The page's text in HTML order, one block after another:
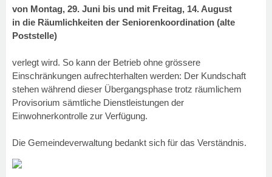
von Montag, 29. Juni bis und mit Freitag, 14. August
in die Räumlichkeiten der Seniorenkoordination (alte
Poststelle)
verlegt wird. So kann der Betrieb ohne grössere
Einschränkungen aufrechterhalten werden: Der Kundschaft
stehen während dieser Übergangsphase trotz räumlichem
Provisorium sämtliche Dienstleistungen der
Einwohnerkontrolle zur Verfügung.
Die Gemeindeverwaltung bedankt sich für das Verständnis.